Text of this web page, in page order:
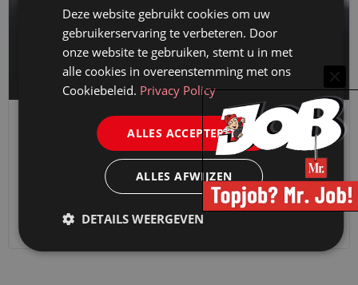
VAN ONZE KENNISPARTNERS
5 TIPS OM ALS JURIST MET CONFLICTEN OM TE
Deze website gebruikt cookies om uw
gebruikerservaring te verbeteren. Door
onze website te gebruiken, stemt u in met
alle cookies in overeenstemming met ons
Cookiebeleid. Privacy Policy
ALLES ACCEPTEREN
ALLES AFWIJZEN
DETAILS WEERGEVEN